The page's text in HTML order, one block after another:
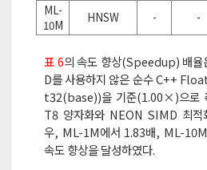
ML-
10M
HNSW - -
표 6의 속도 향상(Speedup) 배
D를 사용하지 않은 순수 C++
t32(base))을 기준(1.00×)으로
T8 양자화와 NEON SIMD 최적
우, ML-1M에서 1.83배, ML-
속도 향상을 달성하였다.